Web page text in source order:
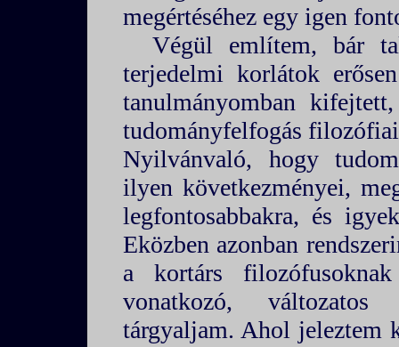
megértéséhez egy igen
Végül említem, bár
terjedelmi korlátok
tanulmányomban
tudományfelfogás
Nyilvánvaló, hogy
ilyen következményei,
legfontosabbakra, és
Eközben azonban
a kortárs
vonatkozó, változatos
tárgyaljam. Ahol jeleztem